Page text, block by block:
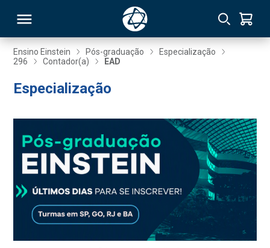
Ensino Einstein Pós-graduação
Especialização
296
Contador(a) EAD
Especialização